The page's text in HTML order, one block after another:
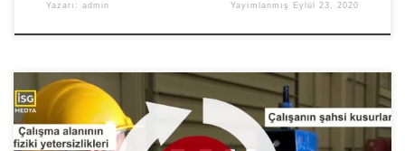
Yazarı: admin Yayımlanmış Eylül 23, 2020
Tehlikeli Hareketlerin Nedenleri Tehlikeli Hareketlerin Başlıca